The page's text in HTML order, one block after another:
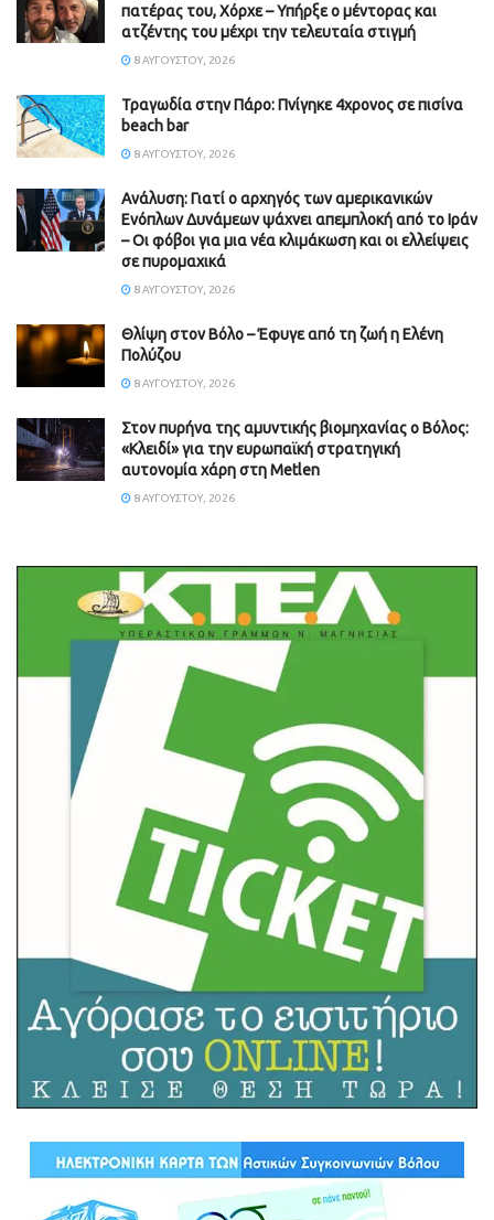
πατέρας του, Χόρχε – Υπήρξε ο μέντορας και
ατζέντης του μέχρι την τελευταία στιγμή
8 ΑΥΓΟΎΣΤΟΥ, 2026
Τραγωδία στην Πάρο: Πνίγηκε 4χρονος σε πισίνα
beach bar
8 ΑΥΓΟΎΣΤΟΥ, 2026
Ανάλυση: Γιατί ο αρχηγός των αμερικανικών
Ενόπλων Δυνάμεων ψάχνει απεμπλοκή από το Ιράν
– Οι φόβοι για μια νέα κλιμάκωση και οι ελλείψεις
σε πυρομαχικά
8 ΑΥΓΟΎΣΤΟΥ, 2026
Θλίψη στον Βόλο – Έφυγε από τη ζωή η Ελένη
Πολύζου
8 ΑΥΓΟΎΣΤΟΥ, 2026
Στον πυρήνα της αμυντικής βιομηχανίας ο Βόλος:
«Κλειδί» για την ευρωπαϊκή στρατηγική
αυτονομία χάρη στη Metlen
8 ΑΥΓΟΎΣΤΟΥ, 2026